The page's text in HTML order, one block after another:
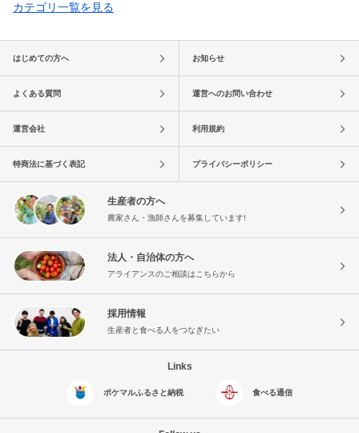
カテゴリ一覧を見る
はじめての方へ お知らせ
よくある質問 運営へのお問い合わせ
運営会社 利用規約
特商法に基づく表記 プライバシーポリシー
生産者の方へ
農家さん・漁師さんを募集しています!
法人・自治体の方へ
アライアンスのご相談はこちらから
採用情報
生産者と食べる人をつなぎたい
Links
ポケマルふるさと納税 食べる通信